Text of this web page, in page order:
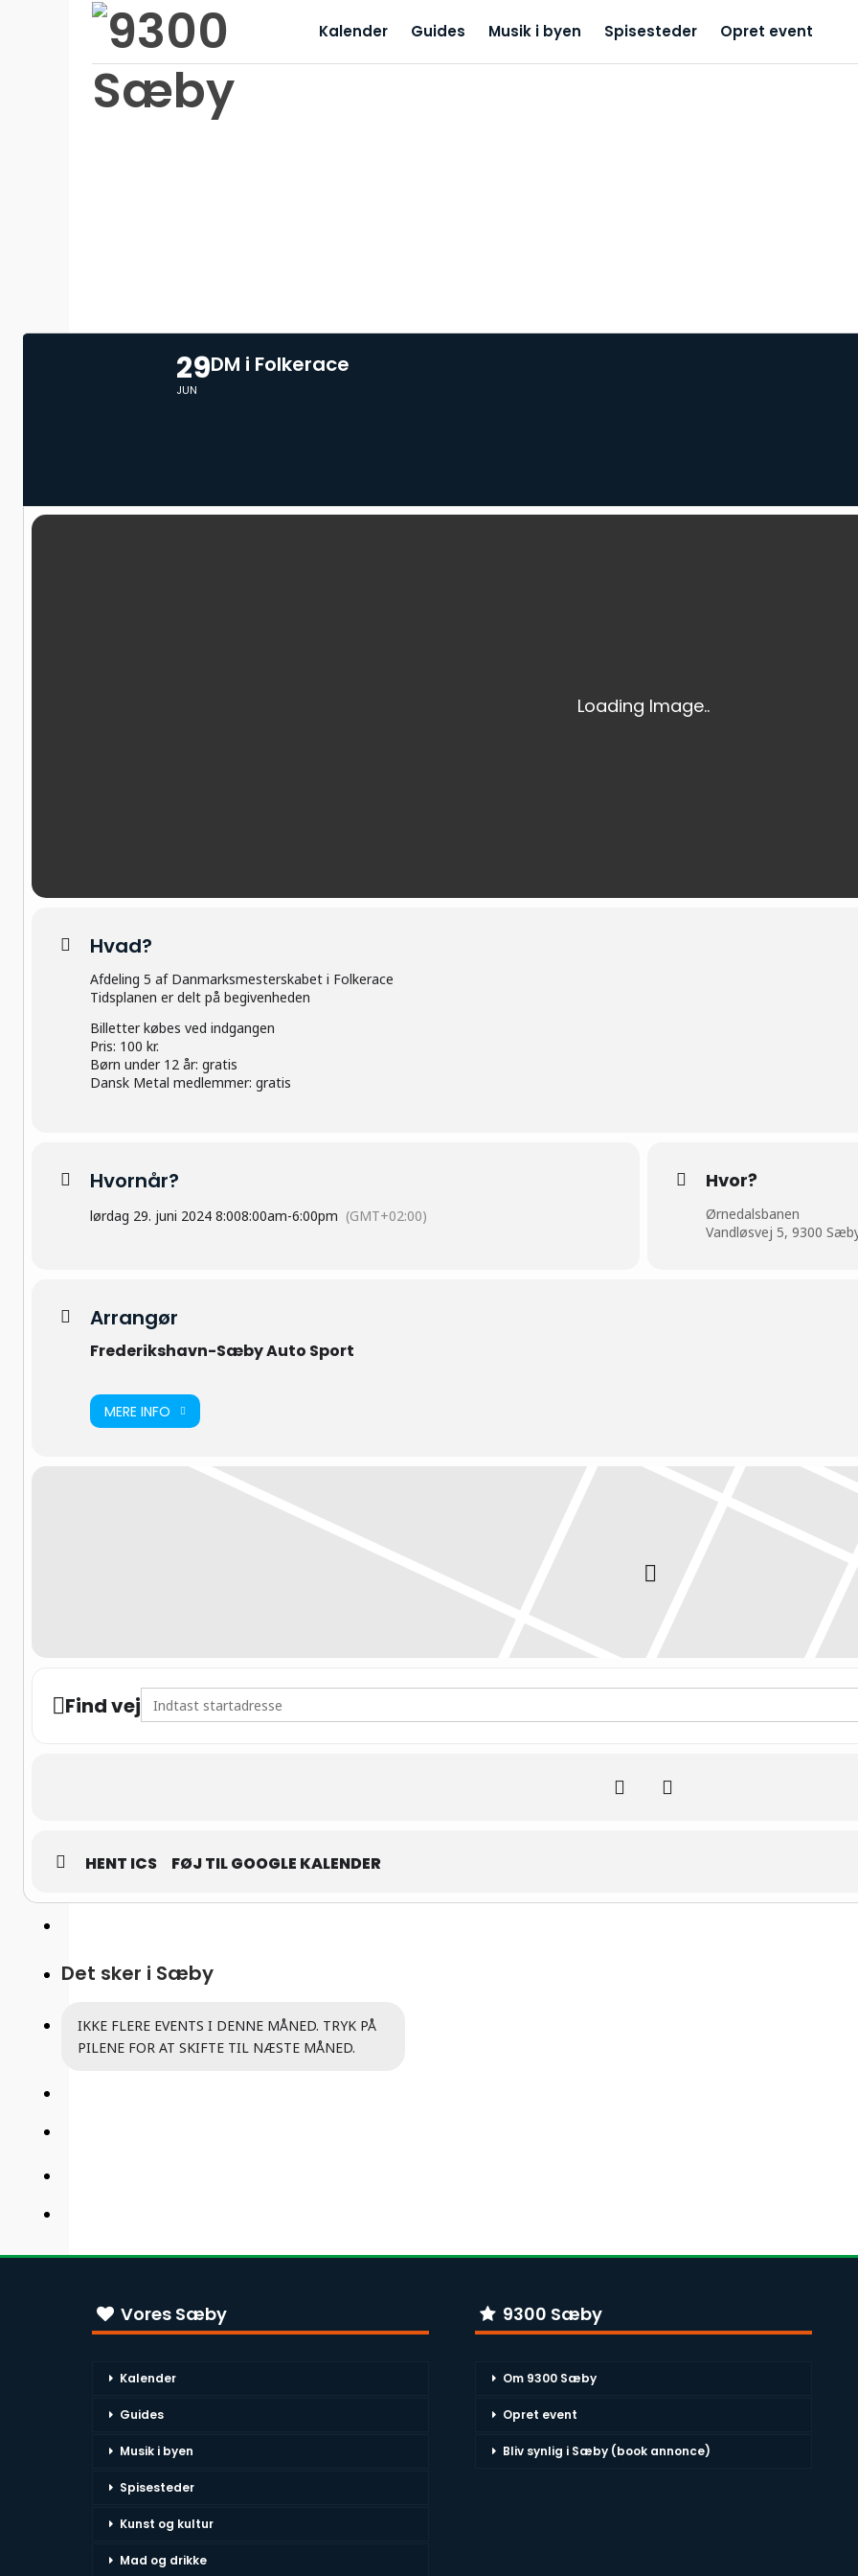
Kalender Guides Musik i byen Spisesteder Opret event
29
JUN
DM i Folkerace
Hvad?
Afdeling 5 af Danmarksmesterskabet i Folkerace
Tidsplanen er delt på begivenheden
Billetter købes ved indgangen
Pris: 100 kr.
Børn under 12 år: gratis
Dansk Metal medlemmer: gratis
Hvornår?
lørdag 29. juni 2024 8:008:00am-6:00pm (GMT+02:00)
Hvor?
Ørnedalsbanen
Vandløsvej 5, 9300
Arrangør
Frederikshavn-Sæby Auto Sport
MERE INFO
Find vej Address - DM i Folkerace []
HENT ICS FØJ TIL GOOGLE KALENDER
Det sker i Sæby
IKKE FLERE EVENTS I DENNE MÅNED. TRYK PÅ
PILENE FOR AT SKIFTE TIL NÆSTE MÅNED.
Vores Sæby
Kalender
Guides
Musik i byen
Spisesteder
Kunst og kultur
Mad og drikke
9300 Sæby
Om 9300 Sæby
Opret event
Bliv synlig i Sæby (book annonce)